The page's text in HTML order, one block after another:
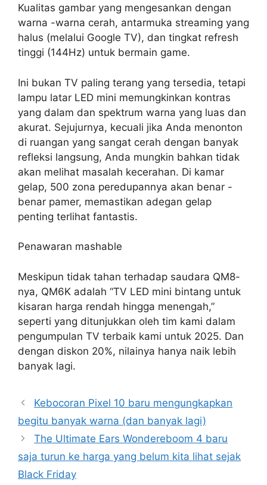
Kualitas gambar yang mengesankan dengan
warna -warna cerah, antarmuka streaming yang
halus (melalui Google TV), dan tingkat refresh
tinggi (144Hz) untuk bermain game.
Ini bukan TV paling terang yang tersedia, tetapi
lampu latar LED mini memungkinkan kontras
yang dalam dan spektrum warna yang luas dan
akurat. Sejujurnya, kecuali jika Anda menonton
di ruangan yang sangat cerah dengan banyak
refleksi langsung, Anda mungkin bahkan tidak
akan melihat masalah kecerahan. Di kamar
gelap, 500 zona peredupannya akan benar -
benar pamer, memastikan adegan gelap
penting terlihat fantastis.
Penawaran mashable
Meskipun tidak tahan terhadap saudara QM8-
nya, QM6K adalah “TV LED mini bintang untuk
kisaran harga rendah hingga menengah,”
seperti yang ditunjukkan oleh tim kami dalam
pengumpulan TV terbaik kami untuk 2025. Dan
dengan diskon 20%, nilainya hanya naik lebih
banyak lagi.
Kebocoran Pixel 10 baru mengungkapkan
begitu banyak warna (dan banyak lagi)
The Ultimate Ears Wondereboom 4 baru
saja turun ke harga yang belum kita lihat sejak
Black Friday